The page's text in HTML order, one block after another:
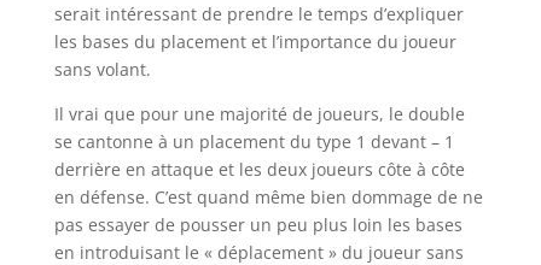
serait intéressant de prendre le temps d’expliquer
les bases du placement et l’importance du joueur
sans volant.
Il vrai que pour une majorité de joueurs, le double
se cantonne à un placement du type 1 devant – 1
derrière en attaque et les deux joueurs côte à côte
en défense. C’est quand même bien dommage de ne
pas essayer de pousser un peu plus loin les bases
en introduisant le « déplacement » du joueur sans